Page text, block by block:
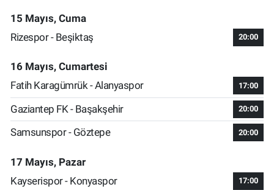
15 Mayıs, Cuma
Rizespor - Beşiktaş
20:00
16 Mayıs, Cumartesi
Fatih Karagümrük - Alanyaspor
17:00
Gaziantep FK - Başakşehir 20:00
Samsunspor - Göztepe 20:00
17 Mayıs, Pazar
Kayserispor - Konyaspor
17:00